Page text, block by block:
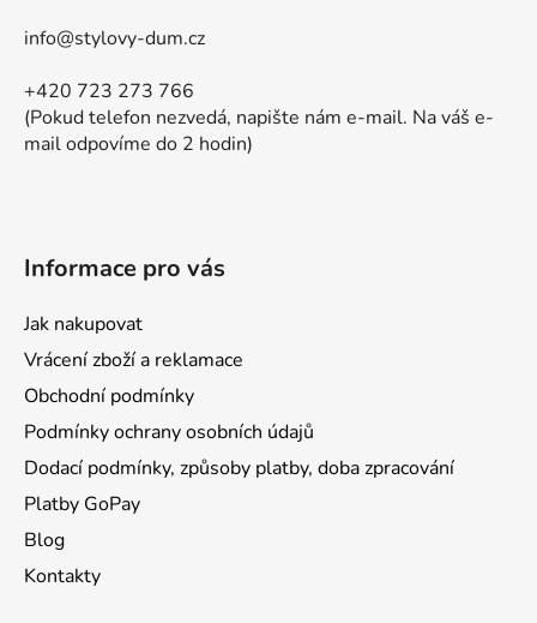
p
info@stylovy-dum.cz
+420 723 273 766
(Pokud telefon nezvedá, napište nám e-mail. Na váš e-
mail odpovíme do 2 hodin)
Informace pro vás
Jak nakupovat
Vrácení zboží a reklamace
Obchodní podmínky
Podmínky ochrany osobních údajů
Dodací podmínky, způsoby platby, doba zpracování
Platby GoPay
Blog
Kontakty